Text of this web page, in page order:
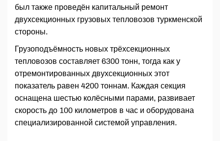
был также проведён капитальный ремонт
двухсекционных грузовых тепловозов туркменской
стороны.
Грузоподъёмность новых трёхсекционных
тепловозов составляет 6300 тонн, тогда как у
отремонтированных двухсекционных этот
показатель равен 4200 тоннам. Каждая секция
оснащена шестью колёсными парами, развивает
скорость до 100 километров в час и оборудована
специализированной системой управления.